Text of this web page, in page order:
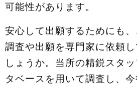
可能性があります。
安心して出願するためにも
調査や出願を専門家に依頼
しょうか。当所の精鋭スタ
タベースを用いて調査し、